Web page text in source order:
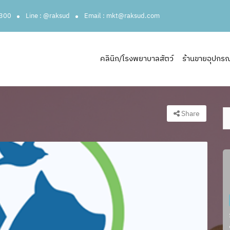
Line : @raksud Email : mkt@raksud.com
คลินิก/โรงพยาบาลสัตว์ ร้านขายอุปกร
Share